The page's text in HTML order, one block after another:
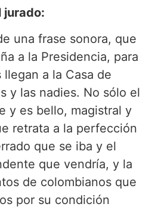
jurado:
una frase sonora, que
a la Presidencia, para
a la Casa de
y las nadies. No sólo el
y es bello, magistral y
retrata a la perfección
que se iba y el
que vendría, y la
de colombianos que
por su condición